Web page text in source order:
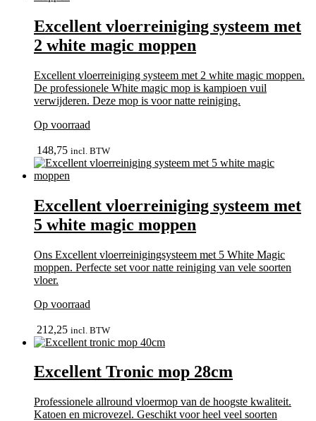
Excellent vloerreiniging systeem met
2 white magic moppen
Excellent vloerreiniging systeem met 2 white magic moppen.
De professionele White magic mop is kampioen vuil
verwijderen. Deze mop is voor natte reiniging.
Op voorraad
148,75 incl. BTW
Excellent vloerreiniging systeem met
5 white magic moppen
Ons Excellent vloerreinigingsysteem met 5 White Magic
moppen. Perfecte set voor natte reiniging van vele soorten
vloer.
Op voorraad
212,25 incl. BTW
Excellent Tronic mop 28cm
Professionele allround vloermop van de hoogste kwaliteit.
Katoen en microvezel. Geschikt voor heel veel soorten